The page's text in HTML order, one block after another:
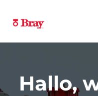
Hallo,